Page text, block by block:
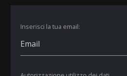
Inserisci la tua email: